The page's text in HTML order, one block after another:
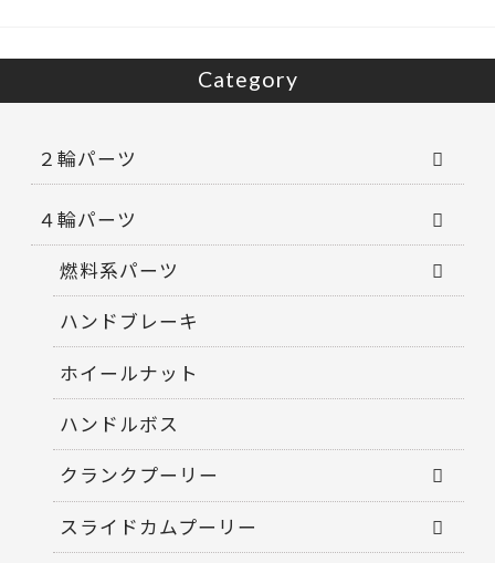
Category
２輪パーツ
４輪パーツ
燃料系パーツ
ハンドブレーキ
ホイールナット
ハンドルボス
クランクプーリー
スライドカムプーリー